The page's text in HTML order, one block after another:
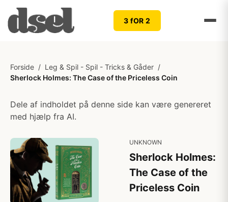
3 fOR 2
Forside / Leg & Spil - Spil - Tricks & Gåder /
Sherlock Holmes: The Case of the Priceless Coin
Dele af indholdet på denne side kan være genereret
med hjælp fra AI.
UNKNOWN
Sherlock Holmes:
The Case of the
Priceless Coin